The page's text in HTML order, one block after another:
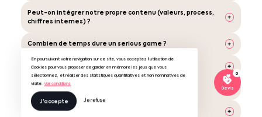
En poursuivant votre navigation sur ce site, vous acceptez l’utilisation de
Cookies pour vous proposer de garder en mémoire les jeux que vous
sélectionnez, et réaliser des statistiques quantitatives et non nominatives de
visite.Voir conditions
J'accepte Je refuse
Peut-on intégrer notre propre contenu (valeurs, process,
chiffres internes) ?
Combien de temps dure un serious game ?
Est-ce que vos jeux sont animés ou autonomes ?
Faut-il être “gamer” pour participer ?
On peut tester avant de se lancer ?
Devis
0